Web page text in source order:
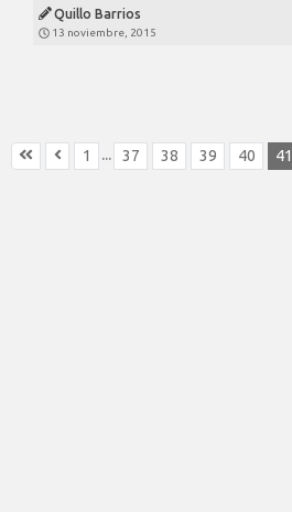
Quillo Barrios
13 noviembre, 2015
1 37 38 39 40 41